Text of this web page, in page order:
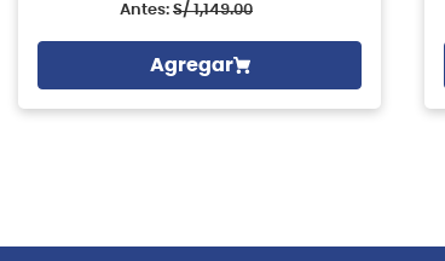
Antes: S/ 1,149.00
Agregar